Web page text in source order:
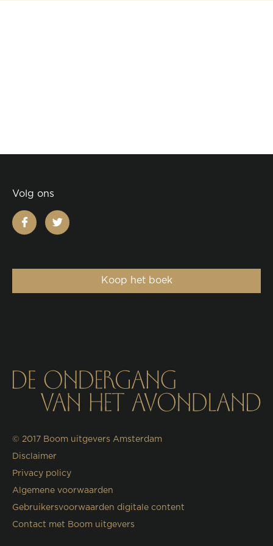
Volg ons
facebooktwitter
Koop het boek
© 2017 Boom uitgevers Amsterdam
Disclaimer
Privacy policy
Algemene voorwaarden
Gebruikersvoorwaarden digitale content
Contact met Boom uitgevers